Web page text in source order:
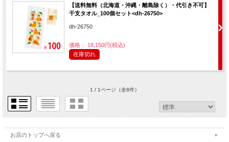
【送料無料（北海道・沖縄・離島除く）・代引き不可】
干支タオル_100個セット<dh-26750>
dh-26750
価格： 18,150円(税込)
在庫切れ
1 / 1ページ（全8件）
お店のトップへ戻る